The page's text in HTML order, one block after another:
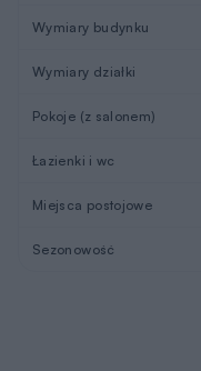
Wymiary budynku
Wymiary działki
Pokoje (z salonem)
Łazienki i wc
Miejsca postojowe
Sezonowość